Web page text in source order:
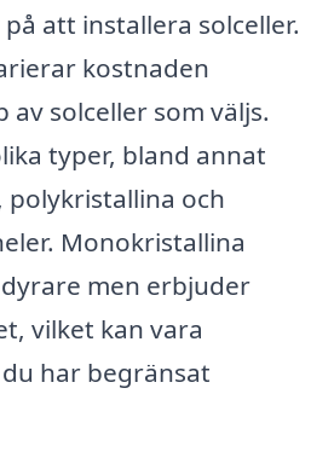
att installera solceller.
kostnaden
av solceller som väljs.
typer, bland annat
och
Monokristallina
men erbjuder
vilket kan vara
har begränsat